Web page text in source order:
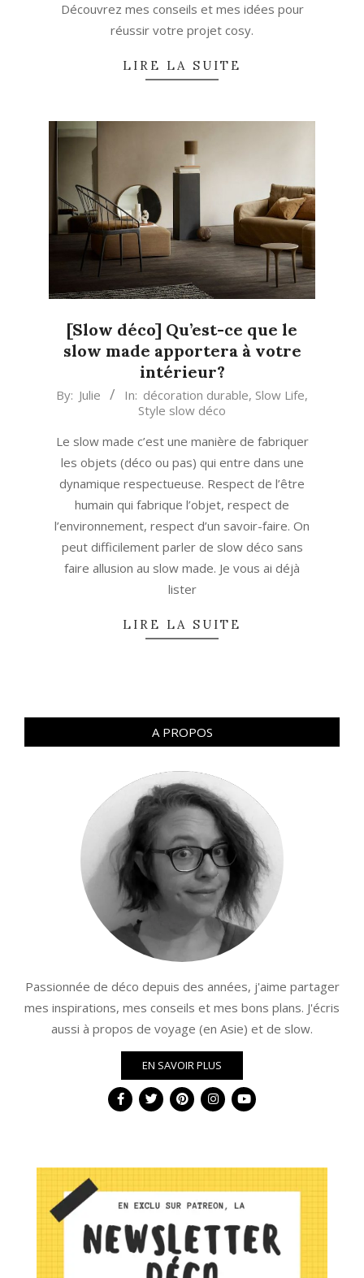
Découvrez mes conseils et mes idées pour
réussir votre projet cosy.
LIRE LA SUITE
[Slow déco] Qu’est-ce que le
slow made apportera à votre
intérieur?
2019-
21
By: Julie In: décoration durable, Slow Life,
Style slow déco
Le slow made c’est une manière de fabriquer
les objets (déco ou pas) qui entre dans une
dynamique respectueuse. Respect de l’être
humain qui fabrique l’objet, respect de
l’environnement, respect d’un savoir-faire. On
peut difficilement parler de slow déco sans
faire allusion au slow made. Je vous ai déjà
lister
LIRE LA SUITE
A PROPOS
Passionnée de déco depuis des années, j'aime partager
mes inspirations, mes conseils et mes bons plans. J'écris
aussi à propos de voyage (en Asie) et de slow.
EN SAVOIR PLUS